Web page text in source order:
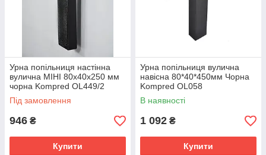
Урна попільниця настінна
вулична МІНІ 80х40х250 мм
чорна Kompred OL449/2
Під замовлення
946 ₴
Купити
Урна попільниця вулична
навісна 80*40*450мм Чорна
Kompred OL058
В наявності
1 092 ₴
Купити